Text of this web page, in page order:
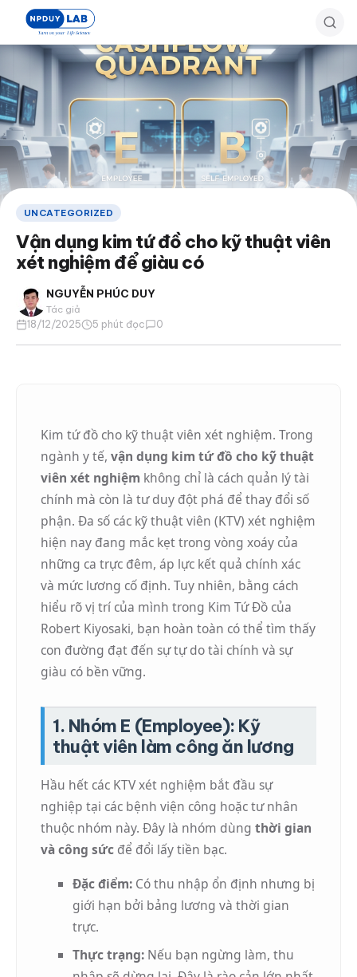
đến
dung
chính
UNCATEGORIZED
Vận dụng kim tứ đồ cho kỹ thuật viên
xét nghiệm để giàu có
NGUYỄN PHÚC DUY
Tác giả
18/12/2025
5 phút đọc 0
Kim tứ đồ cho kỹ thuật viên xét nghiệm. Trong
ngành y tế, vận dụng kim tứ đồ cho kỹ thuật
viên xét nghiệm không chỉ là cách quản lý tài
chính mà còn là tư duy đột phá để thay đổi số
phận. Đa số các kỹ thuật viên (KTV) xét nghiệm
hiện nay đang mắc kẹt trong vòng xoáy của
những ca trực đêm, áp lực kết quả chính xác
và mức lương cố định. Tuy nhiên, bằng cách
hiểu rõ vị trí của mình trong Kim Tứ Đồ của
Robert Kiyosaki, bạn hoàn toàn có thể tìm thấy
con đường đạt đến sự tự do tài chính và sự
giàu có bền vững.
1. Nhóm E (Employee): Kỹ
thuật viên làm công ăn lương
Hầu hết các KTV xét nghiệm bắt đầu sự
nghiệp tại các bệnh viện công hoặc tư nhân
thuộc nhóm này. Đây là nhóm dùng thời gian
và công sức để đổi lấy tiền bạc.
Đặc điểm: Có thu nhập ổn định nhưng bị
giới hạn bởi bảng lương và thời gian
trực.
Thực trạng: Nếu bạn ngừng làm, thu